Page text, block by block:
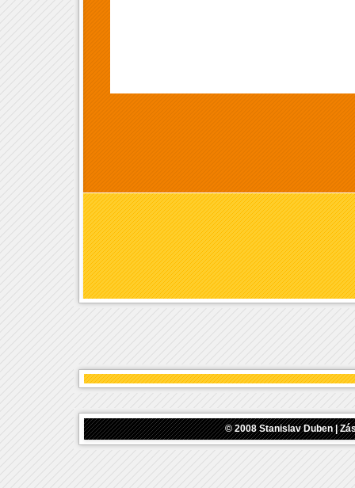
© 2008Stanislav Duben|